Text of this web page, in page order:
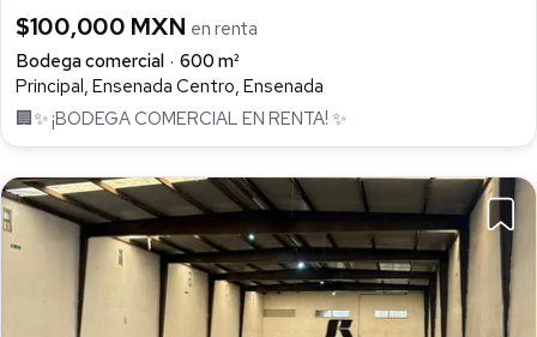
$100,000 MXN en renta
Bodega comercial
600 m²
Principal, Ensenada Centro, Ensenada
🏢✨ ¡BODEGA COMERCIAL EN RENTA! ✨